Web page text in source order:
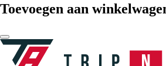
Toevoegen aan